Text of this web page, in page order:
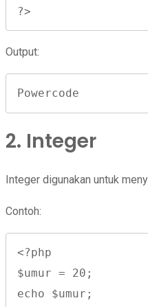
?>
Output:
Powercode
2. Integer
Integer digunakan untuk
Contoh:
<?php
$umur = 20;
echo $umur;